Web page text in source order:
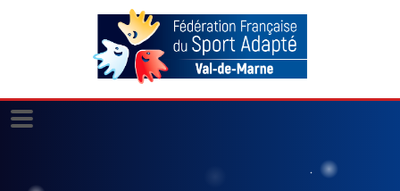
Panneau de gestion des cookies